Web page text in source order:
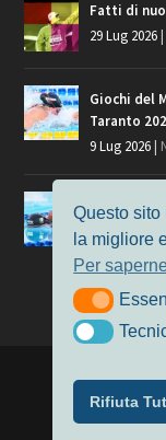
Fatti di
29 Lug 2026
Giochi del
Taranto
9 Lug 2026
Europei di
manca?
7 Lug 2026
Nuoto
MasterS
Questo
la migliore
Per
Essenziali
Tecnici
Rifiuta